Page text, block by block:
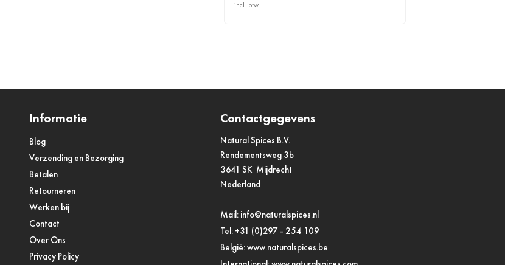
Informatie
Blog
Verzending en Bezorging
Betalen
Retourneren
Werken bij
Contact
Over Ons
Privacy Policy
Contactgegevens
Natural Spices B.V.
Rendementsweg 3b
3641 SK Mijdrecht
Nederland
Mail: info@naturalspices.nl
Tel: +31 (0)297 - 254 109
België:www.naturalspices.be